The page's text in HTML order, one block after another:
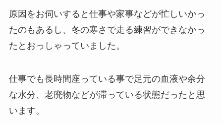
原因をお伺いすると仕事や家事などが忙しいかっ
たのもあるし、冬の寒さで走る練習ができなかっ
たとおっしゃっていました。
仕事でも長時間座っている事で足元の血液や余分
な水分、老廃物などが滞っている状態だったと思
います。